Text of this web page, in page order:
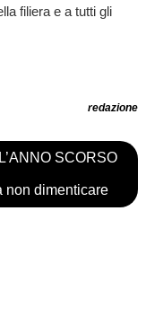
filiera e a tutti gli
redazione
SCORSO
non dimenticare